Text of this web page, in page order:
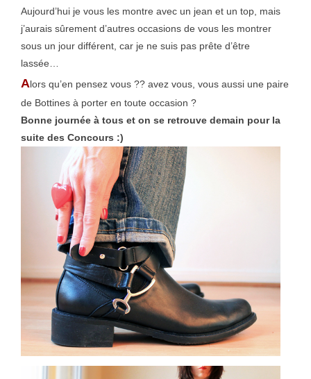
Aujourd’hui je vous les montre avec un jean et un top, mais
j’aurais sûrement d’autres occasions de vous les montrer
sous un jour différent, car je ne suis pas prête d’être
lassée…
Alors qu’en pensez vous ?? avez vous, vous aussi une paire
de Bottines à porter en toute occasion ?
Bonne journée à tous et on se retrouve demain pour la
suite des Concours :)